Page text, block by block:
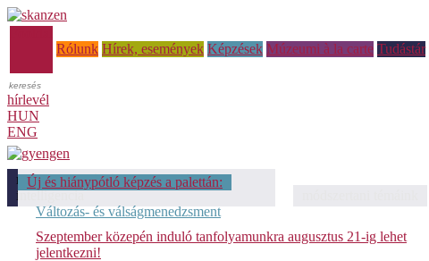
Rólunk Hírek, események Képzések Múzeumi à la carte Tudástár
hírlevél
HUN
ENG
Új és hiánypótló képzés a palettán:
Változás- és válságmenedzsment
Szeptember közepén induló tanfolyamunkra augusztus 21-ig lehet
jelentkezni!
módszertani témáink: Mesterséges
intelligencia